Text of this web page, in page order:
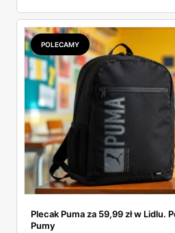
pojawi się w gazetkach w
sens kupować jesień, zanim
POLECAMY
Plecak Puma za 59,99 zł w Lidlu.
Pumy